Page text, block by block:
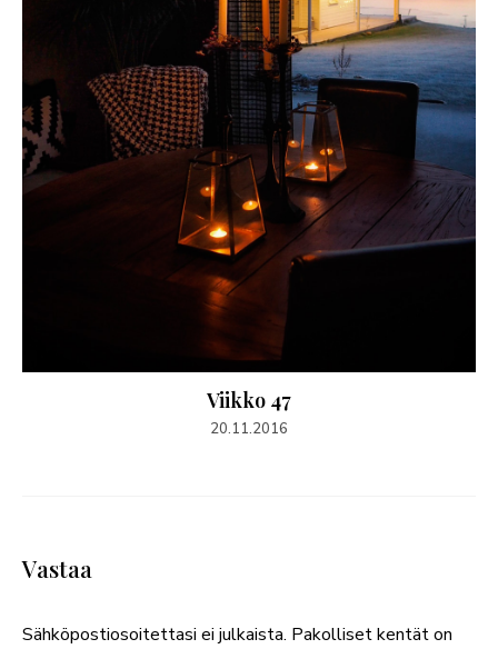
Viikko 47
20.11.2016
Vastaa
Sähköpostiosoitettasi ei julkaista. Pakolliset kentät on